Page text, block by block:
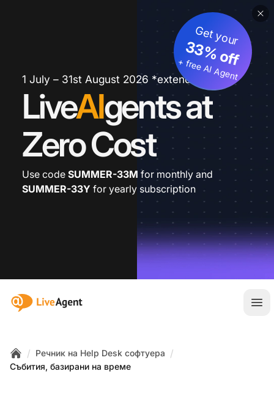
1 July – 31st August 2026 *extended
LiveAIgents at
Zero Cost
Get your
33% off
+ free AI Agent
Use code SUMMER-33M for monthly and
SUMMER-33Y for yearly subscription
:site.title
Home
/ Речник на Help Desk софтуера /
Събития, базирани на време